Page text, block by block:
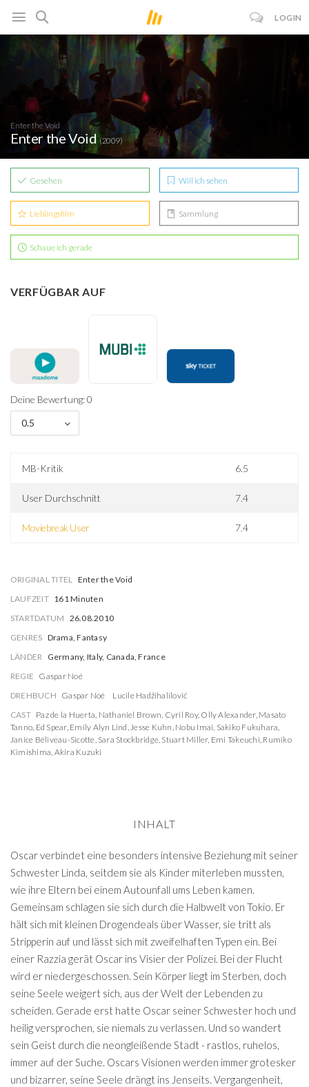
LOGIN
Enter the Void
Enter the Void(2009)
Gesehen Will ich sehen
Lieblingsfilm Sammlung
Schaue ich gerade
VERFÜGBAR AUF
Deine Bewertung: 0
0.5
MB-Kritik 6.5
User Durchschnitt 7.4
Moviebreak User 7.4
ORIGINAL TITEL Enter the Void
LAUFZEIT 161 Minuten
STARTDATUM 26.08.2010
GENRES Drama, Fantasy
LÄNDER Germany, Italy, Canada, France
REGIE Gaspar Noé
DREHBUCH Gaspar Noé
Lucile Hadžihalilović
CAST Paz de la Huerta, Nathaniel Brown, Cyril Roy, Olly Alexander, Masato
Tanno, Ed Spear, Emily Alyn Lind,Jesse Kuhn, Nobu Imai, Sakiko Fukuhara,
Janice Béliveau-Sicotte, Sara Stockbridge, Stuart Miller, Emi Takeuchi, Rumiko
Kimishima, Akira Kuzuki
INHALT
Oscar verbindet eine besonders intensive Beziehung mit seiner
Schwester Linda, seitdem sie als Kinder miterleben mussten,
wie ihre Eltern bei einem Autounfall ums Leben kamen.
Gemeinsam schlagen sie sich durch die Halbwelt von Tokio. Er
hält sich mit kleinen Drogendeals über Wasser, sie tritt als
Stripperin auf und lässt sich mit zweifelhaften Typen ein. Bei
einer Razzia gerät Oscar ins Visier der Polizei. Bei der Flucht
wird er niedergeschossen. Sein Körper liegt im Sterben, doch
seine Seele weigert sich, aus der Welt der Lebenden zu
scheiden. Gerade erst hatte Oscar seiner Schwester hoch und
heilig versprochen, sie niemals zu verlassen. Und so wandert
sein Geist durch die neongleißende Stadt - rastlos, ruhelos,
immer auf der Suche. Oscars Visionen werden immer grotesker
und bizarrer, seine Seele drängt ins Jenseits. Vergangenheit,